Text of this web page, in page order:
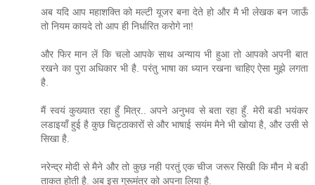
अब यदि आप महाशक्ति को मल्टी यूजर बना देते हो और मै भी लेखक बन जाऊँ
तो नियम कायदे तो आप ही निर्धारित करोगे ना!
और फिर मान लें कि चलो आपके साथ अन्याय भी हुआ तो आपको अपनी बात
रखने का पुरा अधिकार भी है. परंतु भाषा का ध्यान रखना चाहिए ऐसा मुझे लगता
है.
मैं स्वयं कुख्यात रहा हुँ मित्र.. अपने अनुभव से बता रहा हुँ. मेरी बडी भयंकर
लडाइयाँ हुई है कुछ चिट्ठाकारों से और भाषाई सयंम मैने भी खोया है, और उसी से
सिखा है.
नरेन्द्र मोदी से मैने और तो कुछ नही परतुं एक चीज जरूर सिखी कि मौन मे बडी
ताकत होती है. अब इस गुरूमंत्र को अपना लिया है.